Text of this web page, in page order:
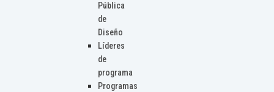
Pública
de
Diseño
Líderes
de
programa
Programas